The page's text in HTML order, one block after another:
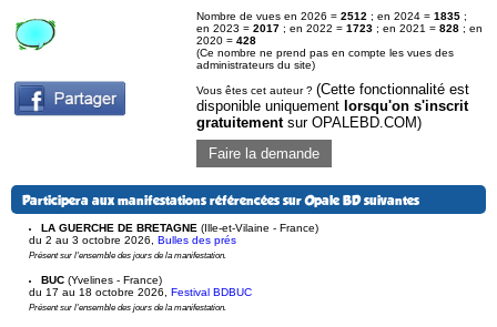
Nombre de vues en 2026 = 2512 ; en 2024 = 1835 ;
en 2023 = 2017 ; en 2022 = 1723 ; en 2021 = 828 ; en
2020 = 428
(Ce nombre ne prend pas en compte les vues des
administrateurs du site)
Vous êtes cet auteur ? (Cette fonctionnalité est
disponible uniquement lorsqu'on s'inscrit
gratuitementsur OPALEBD.COM)
Faire la demande
Participera aux manifestations référencées sur Opale BD suivantes
LA GUERCHE DE BRETAGNE (Ille-et-Vilaine - France)
du 2 au 3 octobre 2026
Bulles des prés
Présent sur l'ensemble des jours de la manifestation.
BUC (Yvelines - France)
du 17 au 18 octobre 2026
Festival BDBUC
Présent sur l'ensemble des jours de la manifestation.